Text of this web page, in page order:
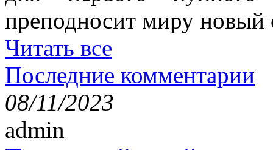
преподносит миру новый
Читать все
Последние комментарии
08/11/2023
admin